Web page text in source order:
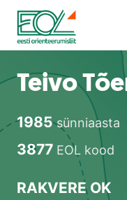
Liigu
sisu
juurde
Estonian Orienteering
Uudised
Orienteerujale
Eesti
Teivo
1985sünniaasta
3877 EOL kood
RAKVERE OK